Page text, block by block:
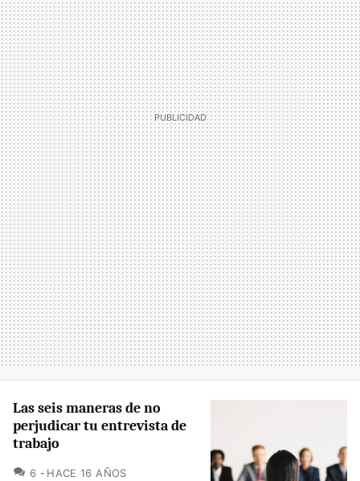
Las seis maneras de no
perjudicar tu entrevista de
trabajo
6 COMENTARIOS
HACE 16 AÑOS